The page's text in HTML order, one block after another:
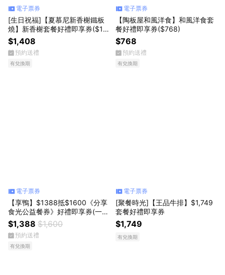
電子票券
[生日祝福]【夏慕尼新香榭鐵板
燒】新香榭套餐好禮即享券($14
08)(一次抵用)(限內用)
$1,408
預約送禮
有兌換期
電子票券
【陶板屋和風洋食】和風洋食套
餐好禮即享券($768)
$768
預約送禮
有兌換期
電子票券
【享鴨】$1388抵$1600《分享
食光公益餐券》好禮即享券(一次
抵用型)
$1,388 $1,600
預約送禮
有兌換期
電子票券
[聚餐時光]【王品牛排】$1,749
套餐好禮即享券
$1,749
有兌換期